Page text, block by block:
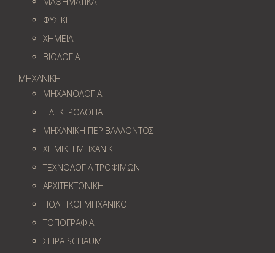
ΦΥΣΙΚΗ
ΧΗΜΕΙΑ
ΒΙΟΛΟΓΙΑ
ΜΗΧΑΝΙΚΗ
ΜΗΧΑΝΟΛΟΓΙΑ
ΗΛΕΚΤΡΟΛΟΓΙΑ
ΜΗΧΑΝΙΚΗ ΠΕΡΙΒΑΛΛΟΝΤΟΣ
ΧΗΜΙΚΗ ΜΗΧΑΝΙΚΗ
ΤΕΧΝΟΛΟΓΙΑ ΤΡΟΦΙΜΩΝ
ΑΡΧΙΤΕΚΤΟΝΙΚΗ
ΠΟΛΙΤΙΚΟΙ ΜΗΧΑΝΙΚΟΙ
ΤΟΠΟΓΡΑΦΙΑ
ΣΕΙΡΑ SCHAUM